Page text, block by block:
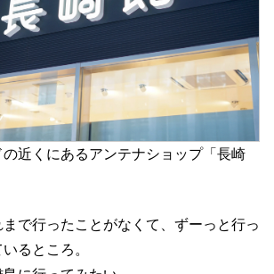
の近くにあるアンテナショップ「長崎
で行ったことがなくて、ずーっと行っ
るところ。